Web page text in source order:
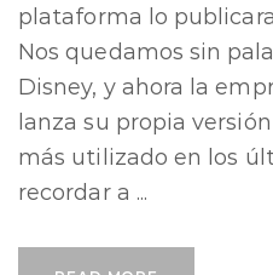
plataforma lo
Nos quedamos sin
Disney, y ahora la
lanza su propia
más utilizado en los
recordar a ...